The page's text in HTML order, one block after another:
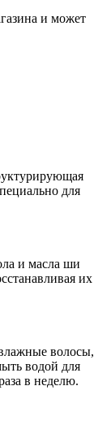
и может
для
и масла ши
их
волосы,
водой для
в неделю.